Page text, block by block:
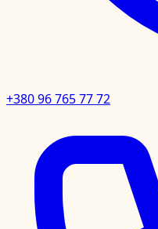
+380 96 765 77 72